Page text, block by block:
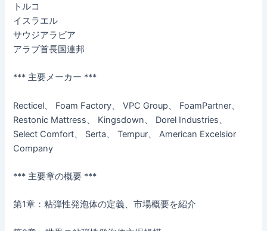
トルコ
イスラエル
サウジアラビア
アラブ首長国連邦
*** 主要メーカー ***
Recticel、 Foam Factory、 VPC Group、 FoamPartner、
Restonic Mattress、 Kingsdown、 Dorel Industries、
Select Comfort、 Serta、 Tempur、 American Excelsior
Company
*** 主要章の概要 ***
第1章：粘弾性発泡体の定義、市場概要を紹介